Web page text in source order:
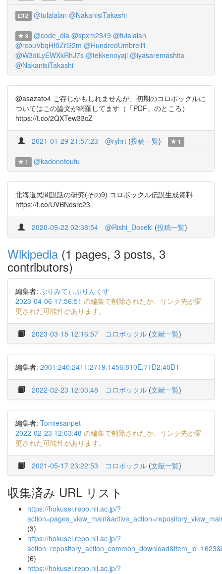
2 @tulalalan @NakanisiTakashi
9 @code_dia @spxm2349 @tulalalan
@rcouVbqHf0ZrG2m @HundredUmbrell1
@W3diLyEWXkRhJ7s @tekkenoyaji @iyasaremashita
@NakanisiTakashi
@asazato4 ご存じかもしれませんが、初期のコロポックルに
ついてはこの論文が網羅してます（「PDF」のところ）
https://t.co/2QXTew33cZ
2021-01-29 21:57:23 @ryhrt (投稿一覧) 1
1 @kadonotoufu
北海道民間説話の研究(その9) コロポックル伝説生成資料
https://t.co/UVBNdsrc23
2020-09-22 02:38:54 @Rishi_Doseki (投稿一覧)
Wikipedia (1 pages, 3 posts, 3
contributors)
編集者: ぷりみてぃぶりんくす
2023-04-06 17:56:51 の編集で削除されたか、リンク先が変
更された可能性があります。
2023-03-15 12:16:57 コロポックル (文献一覧)
編集者: 2001:240:2411:2719:1456:810E:71D2:40D1
2022-02-23 12:03:48 コロポックル (文献一覧)
編集者: Tomiesanpet
2022-02-23 12:03:48 の編集で削除されたか、リンク先が変
更された可能性があります。
2021-05-17 23:22:53 コロポックル (文献一覧)
収集済み URL リスト
https://hokusei.repo.nii.ac.jp/?
(3)
https://hokusei.repo.nii.ac.jp/?
(6)
https://hokusei.repo.nii.ac.jp/?